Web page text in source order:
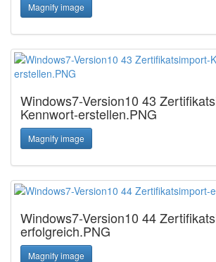
Magnify image
Windows7-Version10 43
Kennwort-erstellen.PNG
Magnify image
Windows7-Version10 44
erfolgreich.PNG
Magnify image